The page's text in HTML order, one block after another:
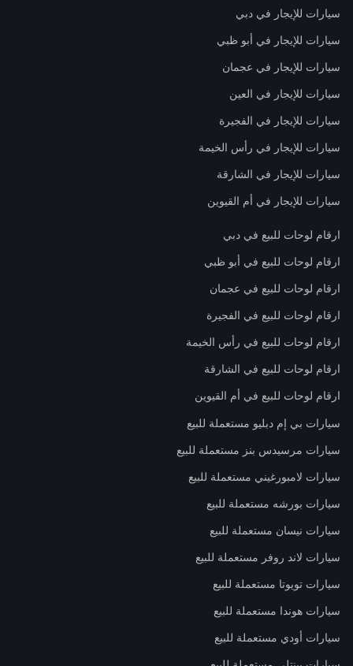
سيارات للإيجار في دبي
سيارات للإيجار في أبو ظبي
سيارات للإيجار في عجمان
سيارات للإيجار في العين
سيارات للإيجار في الفجيرة
سيارات للإيجار في رأس الخيمة
سيارات للإيجار في الشارقة
سيارات للإيجار في أم القيوين
ارقام لوحات للبيع في دبي
ارقام لوحات للبيع في أبو ظبي
ارقام لوحات للبيع في عجمان
ارقام لوحات للبيع في الفجيرة
ارقام لوحات للبيع في رأس الخيمة
ارقام لوحات للبيع في الشارقة
ارقام لوحات للبيع في أم القيوين
سيارات بي إم دبليو مستعملة للبيع
سيارات مرسيدس بنز مستعملة للبيع
سيارات لامبورغيني مستعملة للبيع
سيارات بورشه مستعملة للبيع
سيارات نيسان مستعملة للبيع
سيارات لاند روفر مستعملة للبيع
سيارات تويوتا مستعملة للبيع
سيارات هوندا مستعملة للبيع
سيارات أودي مستعملة للبيع